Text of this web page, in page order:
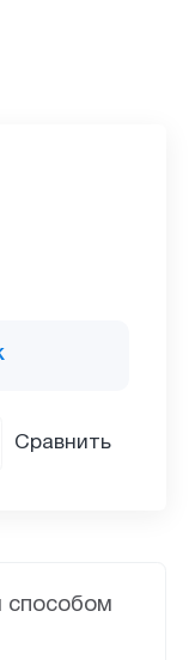
Сравнить